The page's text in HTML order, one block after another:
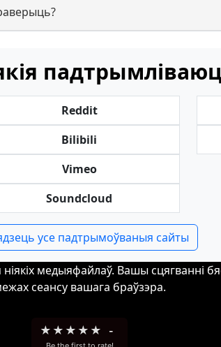
Reddit
Bilibili
Vimeo
Soundcloud
усе падтрымоўваныя сайты
медыяфайлаў. Вашы сцягванні
сеансу вашага браўзэра.
★ ★ ★ ★ ★ -